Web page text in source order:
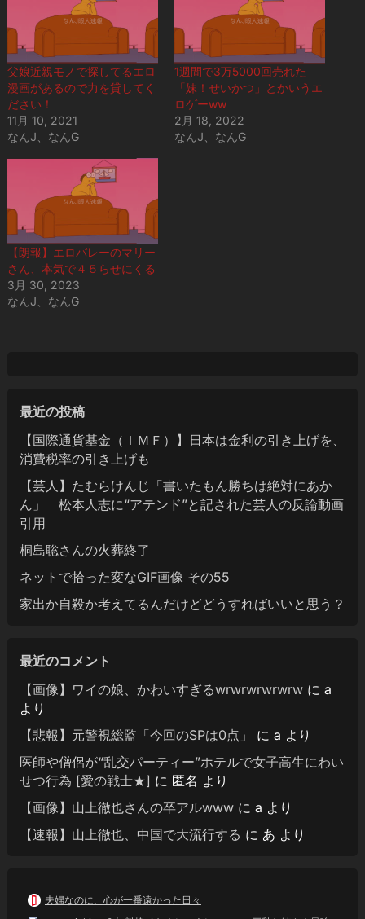
父娘近親モノで探してるエロ
漫画があるので力を貸してく
ださい！
11月 10, 2021
なんJ、なんG
1週間で3万5000回売れた
「妹！せいかつ」とかいうエ
ロゲーww
2月 18, 2022
なんJ、なんG
【朗報】エロバレーのマリー
さん、本気で４５らせにくる
3月 30, 2023
なんJ、なんG
最近の投稿
【国際通貨基金（ＩＭＦ）】日本は金利の引き上げを、
消費税率の引き上げも
【芸人】たむらけんじ「書いたもん勝ちは絶対にあか
ん」 松本人志に“アテンド”と記された芸人の反論動画
引用
桐島聡さんの火葬終了
ネットで拾った変なGIF画像 その55
家出か自殺か考えてるんだけどどうすればいいと思う？
最近のコメント
【画像】ワイの娘、かわいすぎるwrwrwrwrwrwに a
より
【悲報】元警視総監「今回のSPは0点」
に a より
医師や僧侶が“乱交パーティー”ホテルで女子高生にわい
せつ行為 [愛の戦士★] に 匿名 より
【画像】山上徹也さんの卒アルwwwに a より
【速報】山上徹也、中国で大流行する に あ より
夫婦なのに、心が一番遠かった日々